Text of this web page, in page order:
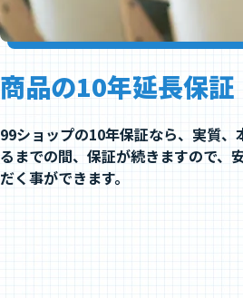
商品の10年延長保証
99ショップの10年保証なら、実質、
るまでの間、保証が続きますので、
だく事ができます。